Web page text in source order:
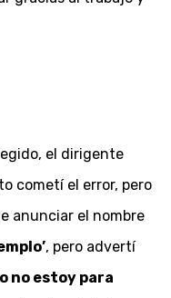
el dirigente
cometí el error, pero
anunciar el nombre
, pero advertí
no estoy para